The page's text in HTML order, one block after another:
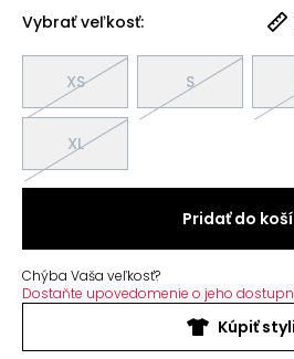
Vybrať veľkosť:
XS S
XL
Pridať do
Chýba Vaša veľkosť?
Dostaňte upovedomenie o jeho
Kúpiť